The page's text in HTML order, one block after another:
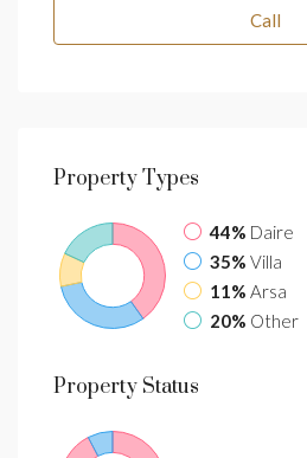
Call
PropertyTypes
44% Daire
35% Villa
11% Arsa
20% Other
Property Status